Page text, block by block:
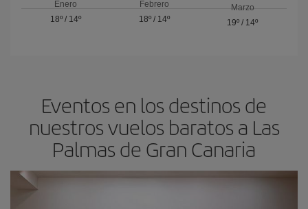
Enero
18º/ 14º
Febrero
18º/ 14º
Marzo
19º / 14º
Eventos en los destinos de
nuestros vuelos baratos a Las
Palmas de Gran Canaria